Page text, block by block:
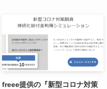
freee提供の『新型コロナ対策